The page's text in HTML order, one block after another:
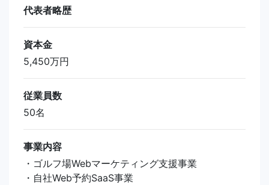
代表者略歴
資本金
5,450万円
従業員数
50名
事業内容
・ゴルフ場Webマーケティング支援事業
・自社Web予約SaaS事業